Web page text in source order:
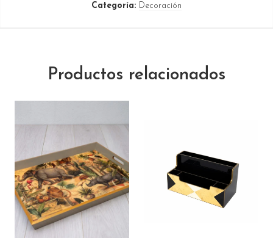
Categoría: Decoración
Productos relacionados